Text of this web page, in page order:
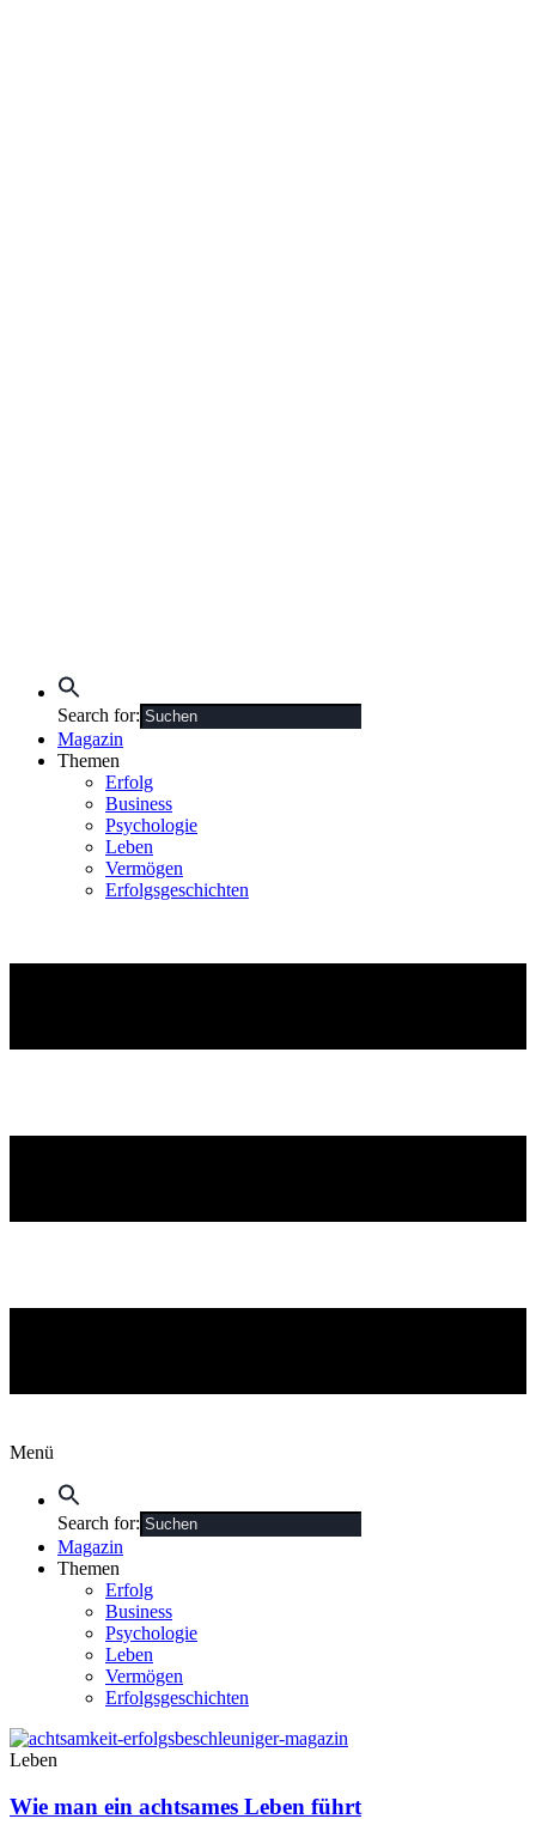
Search for:
Magazin
Themen
Erfolg
Business
Psychologie
Leben
Vermögen
Erfolgsgeschichten
Menü
Search for:
Magazin
Themen
Erfolg
Business
Psychologie
Leben
Vermögen
Erfolgsgeschichten
Leben
Wie man ein achtsames Leben führt